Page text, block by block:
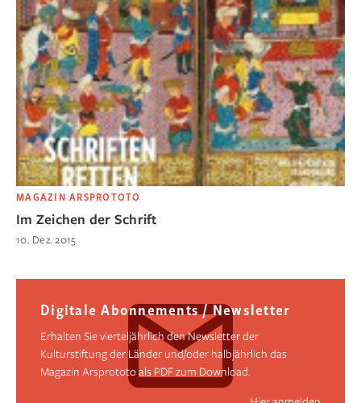
MAGAZIN ARSPROTOTO
Im Zeichen der Schrift
10. Dez. 2015
Digitale Abonnements / Newsletter
Erhalten Sie vierteljährlich den Newsletter der
Kulturstiftung der Länder und/oder halbjährlich das
Magazin Arsprototo als PDF zum Download.